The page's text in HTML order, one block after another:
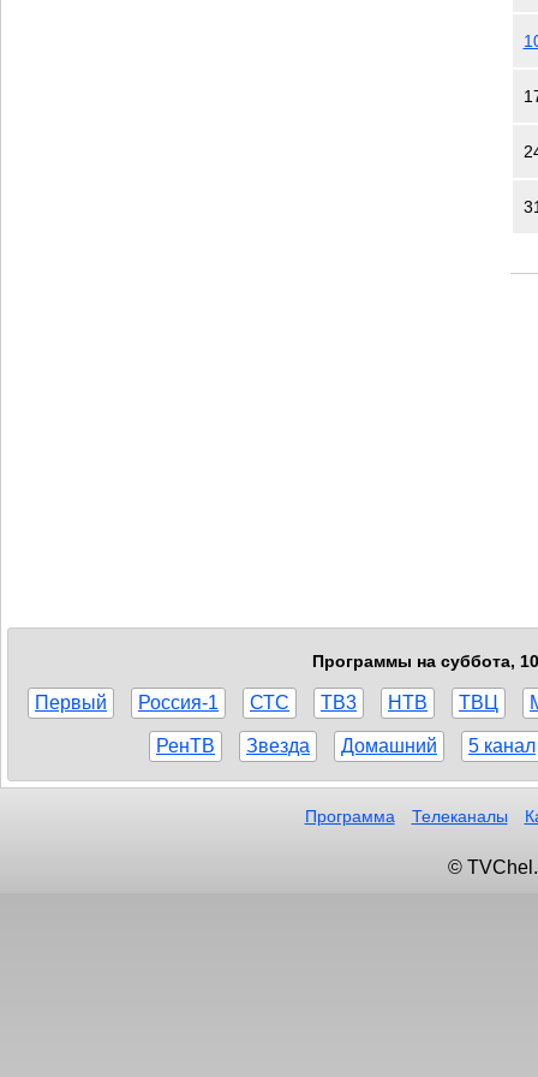
Программы на суббота,
Первый Россия-1 СТС ТВ3 НТВ ТВЦ
РенТВ Звезда Домашний 5 канал
Программа Телеканалы
©